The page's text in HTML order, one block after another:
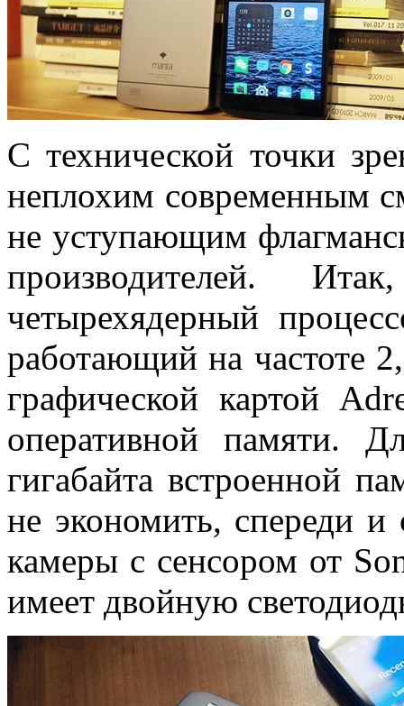
С технической точки
неплохим современным
не уступающим
производителей.
четырехядерный
работающий на частоте
графической картой
оперативной памяти.
гигабайта встроенной
не экономить, спереди и
камеры с сенсором от
имеет двойную